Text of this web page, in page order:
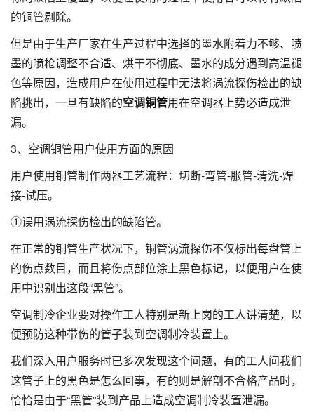
的铜管剔除。
但是由于生产厂家在生产过程中选择的墨水附着力不够、喷
墨的喷枪调整不合适、烘干不彻底、墨水的成分遇到高温褪
色等原因，造成用户在使用过程中无法将涡流探伤检出的缺
陷挑出，一旦有缺陷的空调铜管用在空调器上势必造成泄
漏。
3、空调铜管用户使用方面的原因
用户使用铜管制作两器工艺流程：切断-弯管-胀管-清洗-焊
接-试压。
①误用涡流探伤检出的缺陷管。
在正常的铜管生产状况下，铜管涡流探伤不仅标出每盘管上
的伤点数目，而且将伤点部位涂上黑色标记，以便用户在使
用中识别出这段“黑管”。
空调制冷企业要对操作工人特别是新上岗的工人讲清楚，以
便预防这种带伤的管子装到空调制冷装置上。
我们深入用户服务时已多次发现这个问题，有的工人问我们
这管子上的黑色是怎么回事，有的则是解剖不合格产品时，
恰恰是由于“黑管”装到产品上造成空调制冷装置泄漏。